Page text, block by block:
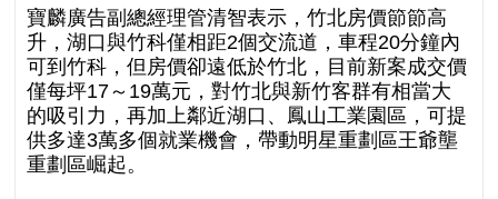
寶麟廣告副總經理管清智表示，竹北房價節節高
升，湖口與竹科僅相距2個交流道，車程20分鐘內
可到竹科，但房價卻遠低於竹北，目前新案成交價
僅每坪17～19萬元，對竹北與新竹客群有相當大
的吸引力，再加上鄰近湖口、鳳山工業園區，可提
供多達3萬多個就業機會，帶動明星重劃區王爺壟
重劃區崛起。